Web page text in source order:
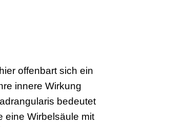
offenbart sich ein
innere Wirkung
bedeutet
eine Wirbelsäule mit